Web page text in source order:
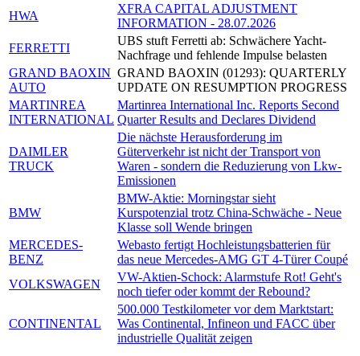
HWA
XFRA CAPITAL ADJUSTMENT
INFORMATION - 28.07.2026
FERRETTI
UBS stuft Ferretti ab: Schwächere Yacht-
Nachfrage und fehlende Impulse belasten
GRAND BAOXIN
AUTO
GRAND BAOXIN (01293): QUARTERLY
UPDATE ON RESUMPTION PROGRESS
MARTINREA
INTERNATIONAL
Martinrea International Inc. Reports Second
Quarter Results and Declares Dividend
DAIMLER
TRUCK
Die nächste Herausforderung im
Güterverkehr ist nicht der Transport von
Waren - sondern die Reduzierung von Lkw-
Emissionen
BMW
BMW-Aktie: Morningstar sieht
Kurspotenzial trotz China-Schwäche - Neue
Klasse soll Wende bringen
MERCEDES-
BENZ
Webasto fertigt Hochleistungsbatterien für
das neue Mercedes-AMG GT 4-Türer Coupé
VOLKSWAGEN
VW-Aktien-Schock: Alarmstufe Rot! Geht's
noch tiefer oder kommt der Rebound?
CONTINENTAL
500.000 Testkilometer vor dem Marktstart:
Was Continental, Infineon und FACC über
industrielle Qualität zeigen